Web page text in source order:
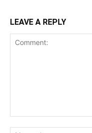
LEAVE A REPLY